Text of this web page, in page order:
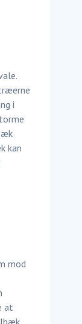
i
kan
mod
at